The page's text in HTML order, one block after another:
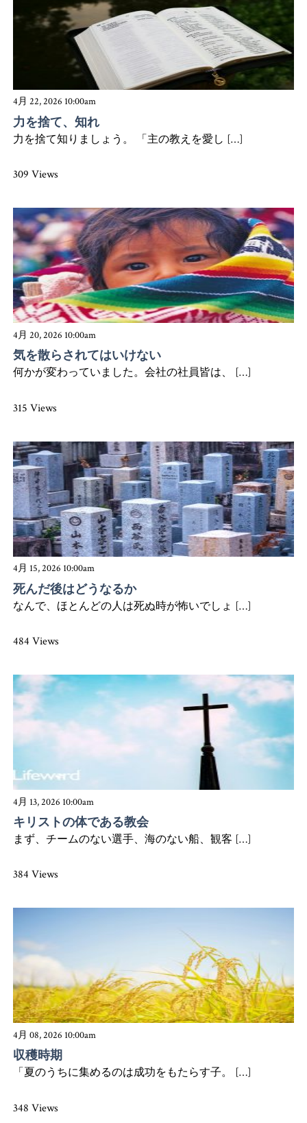
4月 22, 2026 10:00am
力を捨て、知れ
力を捨て知りましょう。 「主の教えを愛し […]
309 Views
4月 20, 2026 10:00am
気を散らされてはいけない
何かが変わっていました。会社の社員皆は、 […]
315 Views
4月 15, 2026 10:00am
死んだ後はどうなるか
なんで、ほとんどの人は死ぬ時が怖いでしょ […]
484 Views
4月 13, 2026 10:00am
キリストの体である教会
まず、チームのない選手、海のない船、観客 […]
384 Views
4月 08, 2026 10:00am
収穫時期
「夏のうちに集めるのは成功をもたらす子。 […]
348 Views